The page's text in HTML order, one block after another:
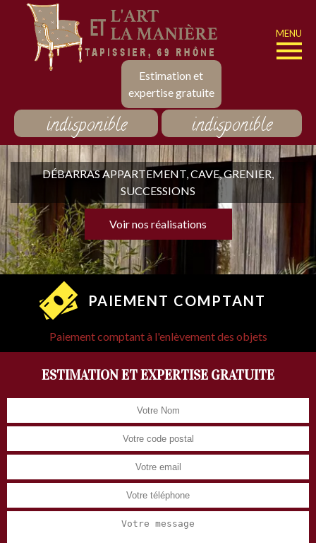
Estimation et
expertise gratuite
MENU
indisponible indisponible
DÉBARRAS APPARTEMENT, CAVE, GRENIER,
SUCCESSIONS
Voir nos réalisations
PAIEMENT COMPTANT
Paiement comptant à l'enlèvement des objets
ESTIMATION ET EXPERTISE GRATUITE